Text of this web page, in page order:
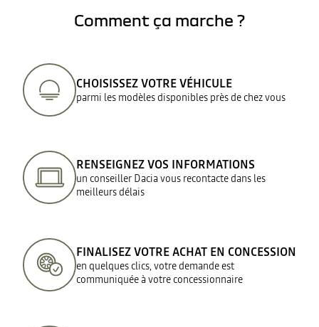
Comment ça marche ?
CHOISISSEZ VOTRE VÉHICULE
parmi les modèles disponibles près de chez vous
RENSEIGNEZ VOS INFORMATIONS
un conseiller Dacia vous recontacte dans les
meilleurs délais
FINALISEZ VOTRE ACHAT EN CONCESSION
en quelques clics, votre demande est
communiquée à votre concessionnaire